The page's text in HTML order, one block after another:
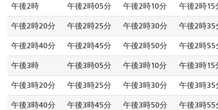
午後2時 午後2時05分 午後2時10分 午後2時15
午後2時20分 午後2時25分 午後2時30分 午後2時35
午後2時40分 午後2時45分 午後2時50分 午後2時55
午後3時 午後3時05分 午後3時10分 午後3時15
午後3時20分 午後3時25分 午後3時30分 午後3時35
午後3時40分 午後3時45分 午後3時50分 午後3時55